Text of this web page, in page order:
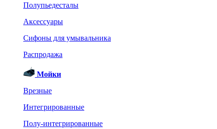
Полупьедесталы
Аксессуары
Сифоны для умывальника
Распродажа
Мойки
Врезные
Интегрированные
Полу-интегрированные